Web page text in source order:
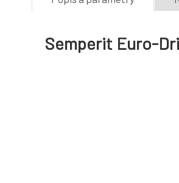
Semperit Euro-